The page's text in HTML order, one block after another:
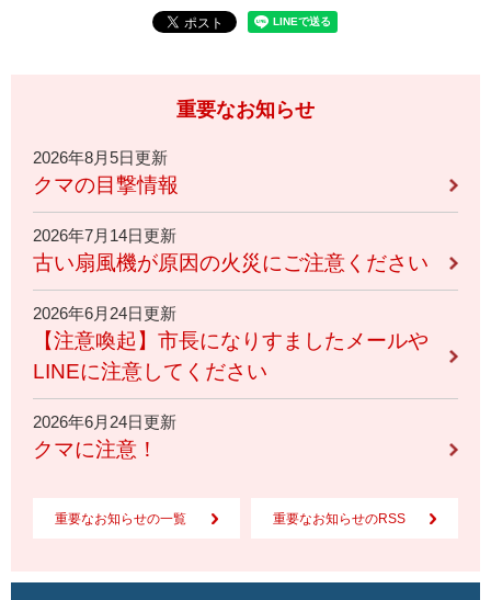
重要なお知らせ
2026年8月5日更新
クマの目撃情報
2026年7月14日更新
古い扇風機が原因の火災にご注意ください
2026年6月24日更新
【注意喚起】市長になりすましたメールや
LINEに注意してください
2026年6月24日更新
クマに注意！
重要なお知らせの一覧 重要なお知らせのRSS